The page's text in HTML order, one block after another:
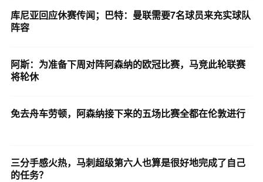
库尼亚回应休赛传闻；巴特：曼联需要7名球员来充实球队
阵容
阿斯：为准备下周对阵阿森纳的欧冠比赛，马竞此轮联赛
将轮休
免去舟车劳顿，阿森纳接下来的五场比赛全都在伦敦进行
三分手感火热，马刺超级第六人也算是很好地完成了自己
的任务？